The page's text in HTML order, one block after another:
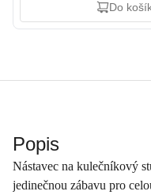
Do
Popis
Nástavec na kulečníkový
jedinečnou zábavu pro